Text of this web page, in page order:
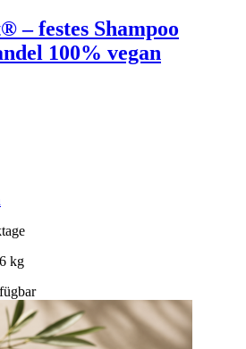
– festes Shampoo
100% vegan
kg